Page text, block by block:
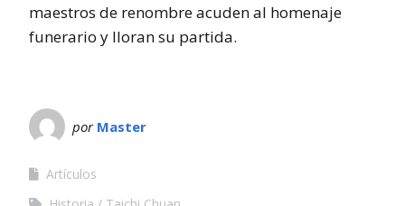
maestros de renombre acuden al homenaje
funerario y lloran su partida.
por Master
Artículos